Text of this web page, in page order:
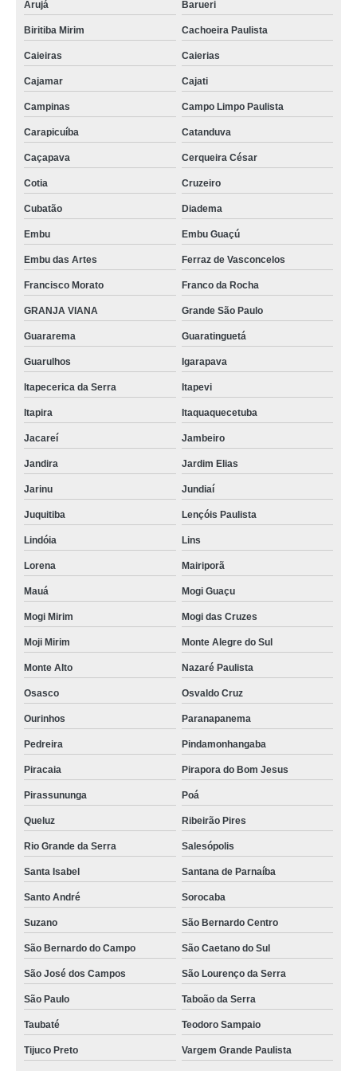
impermeabilizante de tecido e tapete para revenda Pernambuco
impermeabilizante tapete de couro Brumadinho
impermeabilizante de tapetes atacado Patos de Minas
impermeabilizante de tapete de sisal atacado Itatiaiuçu
quanto custa impermeabilizante de carpete Pedreira
onde vende impermeabilizante de tecido e tapete Bom Despacho
onde vende impermeabilizante de carpete Catas Altas
impermeabilizante para carpete Nova Lima
impermeabilizante de tecido e tapete Brumadinho
impermeabilizante para tapetes Piauí
quanto custa impermeabilizante tapete Cerqueira César
onde vende impermeabilizante tapete Guarujá
quanto custa impermeabilizante de tapete Cerqueira César
impermeabilizante para tapete para revenda Santa Barbara
impermeabilizante para carpete atacado Montes Claros
impermeabilizante para carpete para revenda Caraguatatuba
impermeabilizante de tapetes para revenda Extrema
onde vende impermeabilizante de tapete de sisal Alphaville Industrial
impermeabilizante tapete para revenda Tijuco Preto
impermeabilizante tapete atacado Tijuco Preto
quanto custa impermeabilizante de tapetes Carmo do Cajuru
impermeabilizante de tapete de sisal Mogi das Cruzes
impermeabilizante de tapete de sisal atacado Lins
onde vende impermeabilizante de carpete Ceará
quanto custa impermeabilizante de tapetes Nazaré Paulista
impermeabilizantes de tapete para revenda Paraíba
impermeabilizantes de tapete atacado São Paulo
impermeabilizante de tecido e tapete atacado Piauí
impermeabilizante para carpete atacado Caraguatatuba
onde vende impermeabilizante tapete de couro Lençóis Paulista
Arujá Barueri
Biritiba Mirim Cachoeira Paulista
Caieiras Caierias
Cajamar Cajati
Campinas Campo Limpo Paulista
Carapicuíba Catanduva
Caçapava Cerqueira César
Cotia Cruzeiro
Cubatão Diadema
Embu Embu Guaçú
Embu das Artes Ferraz de Vasconcelos
Francisco Morato Franco da Rocha
GRANJA VIANA Grande São Paulo
Guararema Guaratinguetá
Guarulhos Igarapava
Itapecerica da Serra Itapevi
Itapira Itaquaquecetuba
Jacareí Jambeiro
Jandira Jardim Elias
Jarinu Jundiaí
Juquitiba Lençóis Paulista
Lindóia Lins
Lorena Mairiporã
Mauá Mogi Guaçu
Mogi Mirim Mogi das Cruzes
Moji Mirim Monte Alegre do Sul
Monte Alto Nazaré Paulista
Osasco Osvaldo Cruz
Ourinhos Paranapanema
Pedreira Pindamonhangaba
Piracaia Pirapora do Bom Jesus
Pirassununga Poá
Queluz Ribeirão Pires
Rio Grande da Serra Salesópolis
Santa Isabel Santana de Parnaíba
Santo André Sorocaba
Suzano São Bernardo Centro
São Bernardo do Campo São Caetano do Sul
São José dos Campos São Lourenço da Serra
São Paulo Taboão da Serra
Taubaté Teodoro Sampaio
Tijuco Preto Vargem Grande Paulista